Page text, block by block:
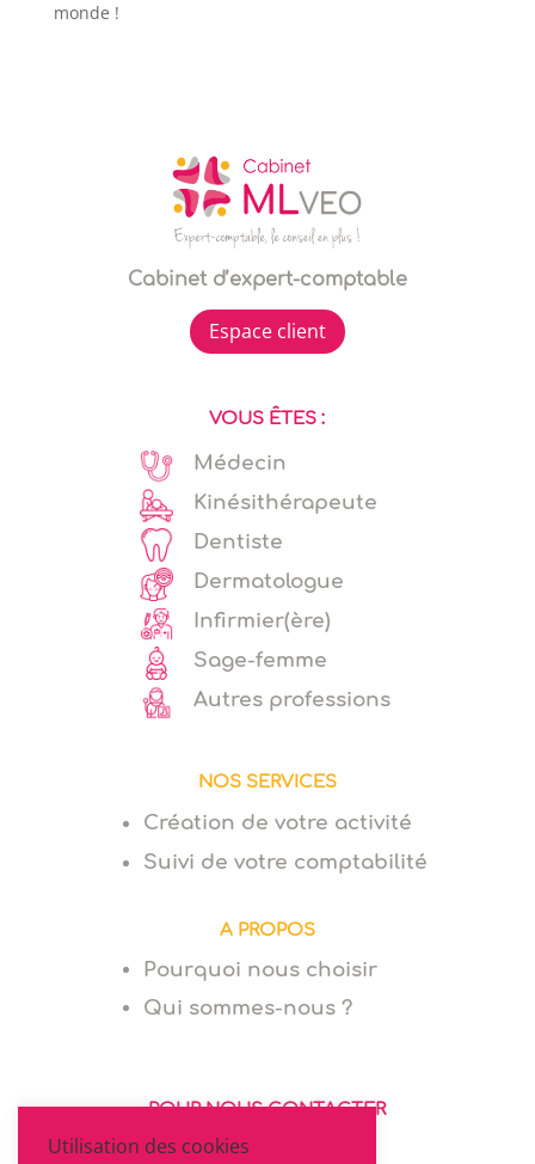
monde !
Cabinet d’expert-comptable
Espace client
VOUS ÊTES :
Médecin
Kinésithérapeute
Dentiste
Dermatologue
Infirmier(ère)
Sage-femme
Autres professions
NOS SERVICES
Création de votre activité
Suivi de votre comptabilité
A PROPOS
Pourquoi nous choisir
Qui sommes-nous ?
POUR NOUS CONTACTER
06 64 94 03 68
Utilisation des cookies